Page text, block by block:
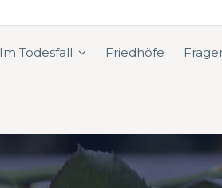
Im Todesfall Friedhöfe